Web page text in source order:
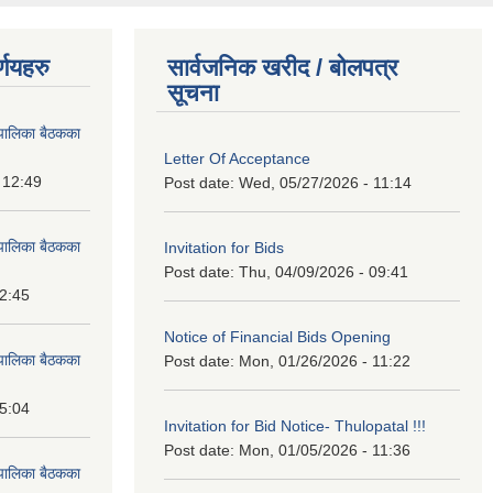
बैठकका
बैठकका
बैठकका
बैठकका
सार्वजनिक खरीद / बोलपत्र
सूचना
Letter Of Acceptance
Post date: Wed, 05/27/2026 - 11:14
Invitation for Bids
Post date: Thu, 04/09/2026 - 09:41
Notice of Financial Bids Opening
Post date: Mon, 01/26/2026 - 11:22
Invitation for Bid Notice- Thulopatal !!!
Post date: Mon, 01/05/2026 - 11:36